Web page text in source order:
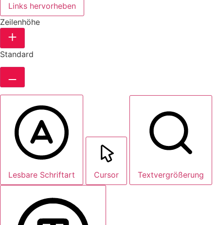
Links hervorheben
Zeilenhöhe
Standard
Lesbare Schriftart Cursor Textvergrößerung